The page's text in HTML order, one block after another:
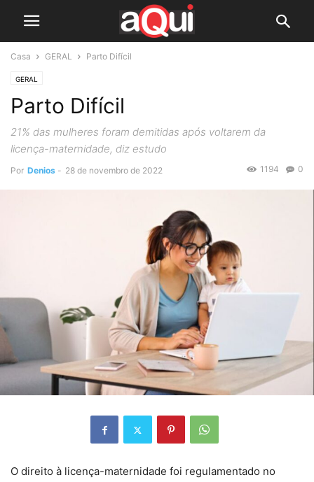
Casa GERAL Parto Difícil
GERAL
Parto Difícil
21% das mulheres foram demitidas após voltarem da
licença-maternidade, diz estudo
Por Denios - 28 de novembro de 2022 0
1194
O direito à licença-maternidade foi regulamentado no